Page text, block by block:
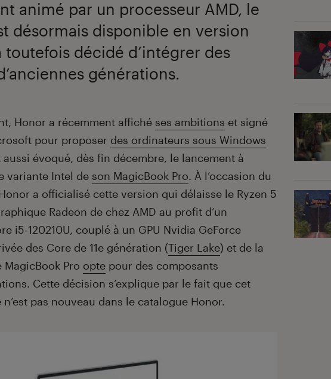
animé par un processeur AMD, le
désormais disponible en version
toutefois décidé d’intégrer des
générations.
Honor a récemment affiché ses ambitions et signé
pour proposer des ordinateurs sous Windows
aussi évoqué, dès fin décembre, le lancement à
variante Intel de son MagicBook Pro. À l’occasion du
a officialisé cette version qui délaisse le Ryzen 5
Radeon de chez AMD au profit d’un
i5-120210U, couplé à un GPU Nvidia GeForce
des Core de 11e génération (Tiger Lake) et de la
MagicBook Pro opte pour des composants
Cette décision s’explique par le fait que cet
pas nouveau dans le catalogue Honor.